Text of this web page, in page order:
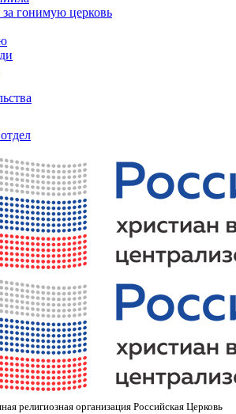
гонимую церковь
религиозная организация Российская Церковь